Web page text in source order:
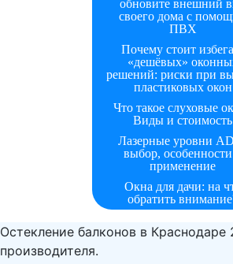
обновите внешний
своего дома с
ПВХ
Почему стоит
«дешёвых»
решений: риски при
пластиковых окон
Что такое слуховые
Виды и стоимость
Лазерные уровни
выбор,
применение
Окна для дачи: на
обратить
Остекление балконов в
производителя.